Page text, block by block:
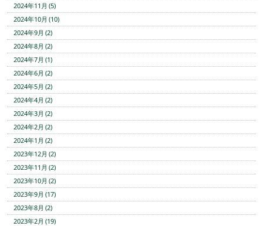
2024年11月 (5)
2024年10月 (10)
2024年9月 (2)
2024年8月 (2)
2024年7月 (1)
2024年6月 (2)
2024年5月 (2)
2024年4月 (2)
2024年3月 (2)
2024年2月 (2)
2024年1月 (2)
2023年12月 (2)
2023年11月 (2)
2023年10月 (2)
2023年9月 (17)
2023年8月 (2)
2023年2月 (19)